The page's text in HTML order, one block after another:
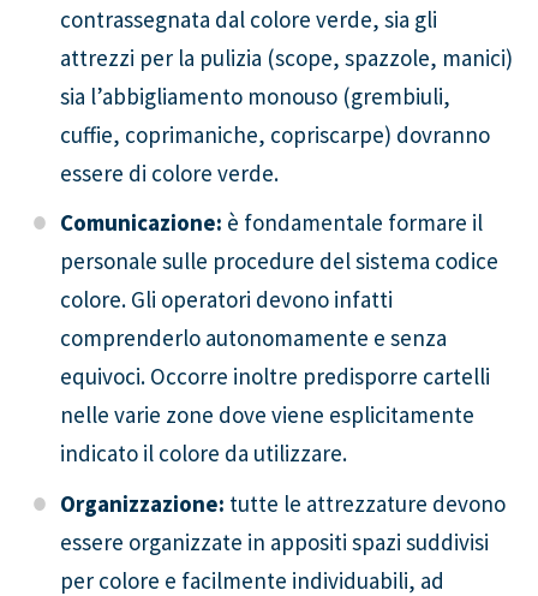
contrassegnata dal colore verde, sia gli
attrezzi per la pulizia (scope, spazzole, manici)
sia l’abbigliamento monouso (grembiuli,
cuffie, coprimaniche, copriscarpe) dovranno
essere di colore verde.
Comunicazione: è fondamentale formare il
personale sulle procedure del sistema codice
colore. Gli operatori devono infatti
comprenderlo autonomamente e senza
equivoci. Occorre inoltre predisporre cartelli
nelle varie zone dove viene esplicitamente
indicato il colore da utilizzare.
Organizzazione: tutte le attrezzature devono
essere organizzate in appositi spazi suddivisi
per colore e facilmente individuabili, ad